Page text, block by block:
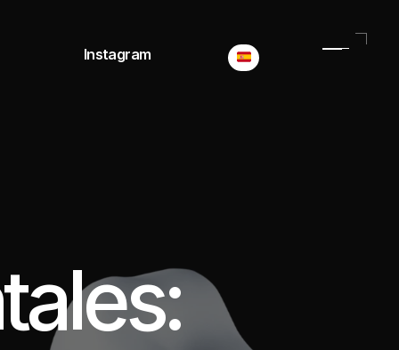
Instagram Select Language